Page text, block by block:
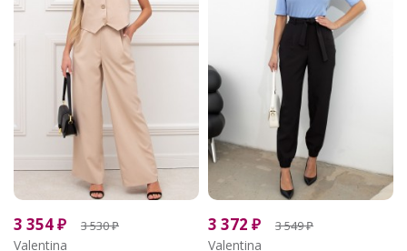
3 354₽ 3 530₽
Valentina
3 372 ₽ 3 549₽
Valentina